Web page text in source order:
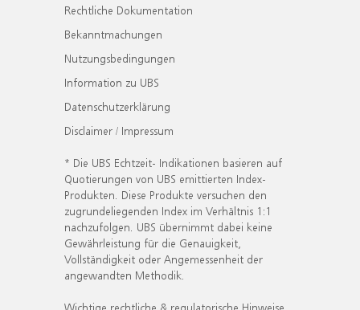
Rechtliche Dokumentation
Bekanntmachungen
Nutzungsbedingungen
Information zu UBS
Datenschutzerklärung
Disclaimer / Impressum
* Die UBS Echtzeit- Indikationen basieren auf
Quotierungen von UBS emittierten Index-
Produkten. Diese Produkte versuchen den
zugrundeliegenden Index im Verhältnis 1:1
nachzufolgen. UBS übernimmt dabei keine
Gewährleistung für die Genauigkeit,
Vollständigkeit oder Angemessenheit der
angewandten Methodik.